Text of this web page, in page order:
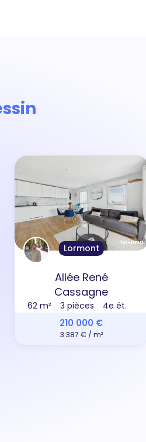
Lormont
Allée René
Cassagne
62 m² 3 pièces 4e ét.
210 000 €
3 387 € / m²